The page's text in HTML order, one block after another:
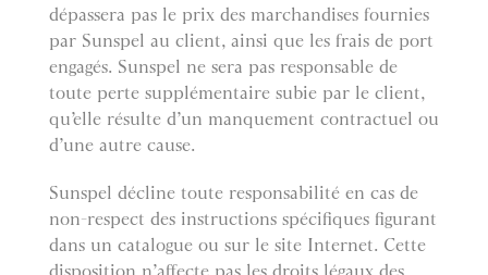
dépassera pas le prix des marchandises fournies
par Sunspel au client, ainsi que les frais de port
engagés. Sunspel ne sera pas responsable de
toute perte supplémentaire subie par le client,
qu’elle résulte d’un manquement contractuel ou
d’une autre cause.
Sunspel décline toute responsabilité en cas de
non-respect des instructions spécifiques figurant
dans un catalogue ou sur le site Internet. Cette
disposition n’affecte pas les droits légaux des